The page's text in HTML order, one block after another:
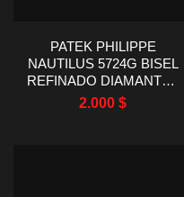
PATEK PHILIPPE
NAUTILUS 5724G BISEL
REFINADO DIAMANTES
MOISSANITA ESFERA
AZUL 40MM
2.000 $